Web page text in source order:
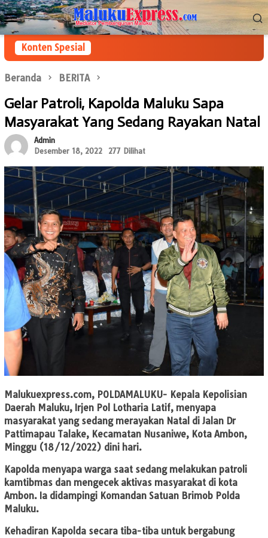
Loncat
ke
konten
Menu
Mobile
Konten Spesial
Beranda BERITA
Gelar Patroli, Kapolda Maluku Sapa
Masyarakat Yang Sedang Rayakan Natal
Admin
Desember 18, 2022
277 Dilihat
Malukuexpress.com, POLDAMALUKU- Kepala Kepolisian
Daerah Maluku, Irjen Pol Lotharia Latif, menyapa
masyarakat yang sedang merayakan Natal di Jalan Dr
Pattimapau Talake, Kecamatan Nusaniwe, Kota Ambon,
Minggu (18/12/2022) dini hari.
Kapolda menyapa warga saat sedang melakukan patroli
kamtibmas dan mengecek aktivas masyarakat di kota
Ambon. Ia didampingi Komandan Satuan Brimob Polda
Maluku.
Kehadiran Kapolda secara tiba-tiba untuk bergabung